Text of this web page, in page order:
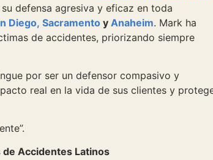
defensa agresiva y eficaz en toda
Diego, Sacramento yAnaheim. Mark ha
de accidentes, priorizando siempre
por ser un defensor compasivo y
real en la vida de sus clientes y
de Accidentes Latinos